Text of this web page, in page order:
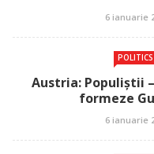
6 ianuarie
POLITICS
Austria: Populiștii
formeze
6 ianuarie